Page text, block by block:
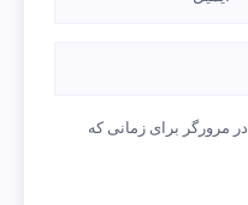
مرورگر برای زمانی که